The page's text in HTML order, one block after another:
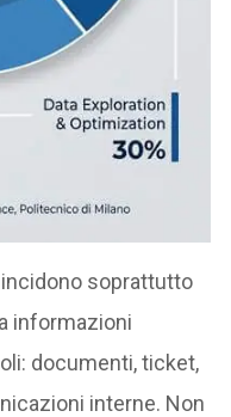
soprattutto
informazioni
documenti, ticket,
interne. Non